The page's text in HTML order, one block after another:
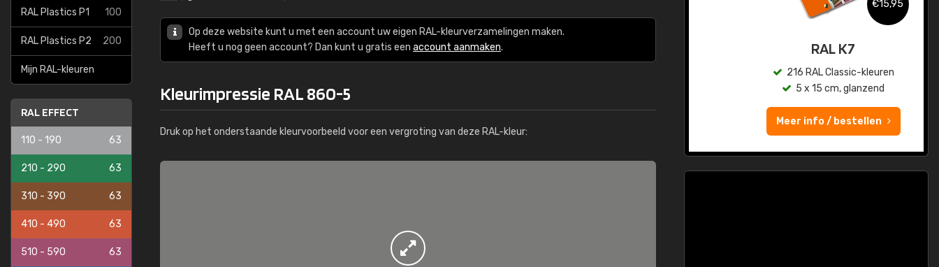
RAL Plastics P1 100
RAL Plastics P2 200
Mijn RAL-kleuren
RAL EFFECT
110 - 190 63
210 - 290 63
310 - 390 63
410 - 490 63
510 - 590 63
Op deze website kunt u met een account uw eigen RAL-kleurverzamelingen maken.
Heeft u nog geen account? Dan kunt u gratis een account aanmaken.
Kleurimpressie RAL 860-5
Druk op het onderstaande kleurvoorbeeld voor een vergroting van deze RAL-kleur:
RAL K7 op waterbasis
€15,95
RAL K7
216 RAL Classic-kleuren
5 x 15 cm, glanzend
Meer info / bestellen